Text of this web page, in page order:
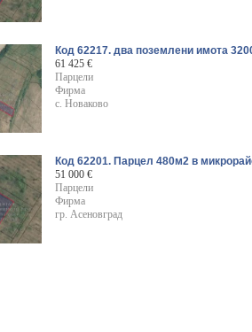
Код 62217. два поземлени имота
61 425 €
Парцели
Фирма
с. Новаково
Код 62201. Парцел 480м2 в
51 000 €
Парцели
Фирма
гр. Асеновград